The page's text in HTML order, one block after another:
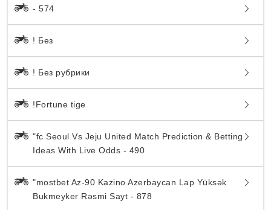
- 574
! Без
! Без рубрики
!Fortune tige
"fc Seoul Vs Jeju United Match Prediction & Betting
Ideas With Live Odds - 490
"mostbet Az-90 Kazino Azerbaycan Lap Yüksək
Bukmeyker Rəsmi Sayt - 878